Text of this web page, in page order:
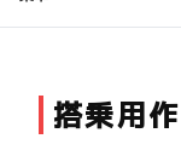
FB・B
辺機器
FC・C
搭乗用